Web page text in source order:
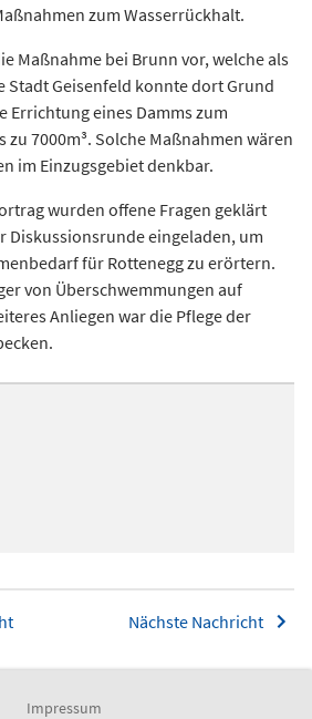
zum Wasserrückhalt.
Maßnahme bei Brunn vor, welche als
Stadt Geisenfeld konnte dort Grund
Errichtung eines Damms zum
7000m³. Solche Maßnahmen wären
im Einzugsgebiet denkbar.
wurden offene Fragen geklärt
Diskussionsrunde eingeladen, um
für Rottenegg zu erörtern.
von Überschwemmungen auf
Anliegen war die Pflege der
Nächste Nachricht
Impressum